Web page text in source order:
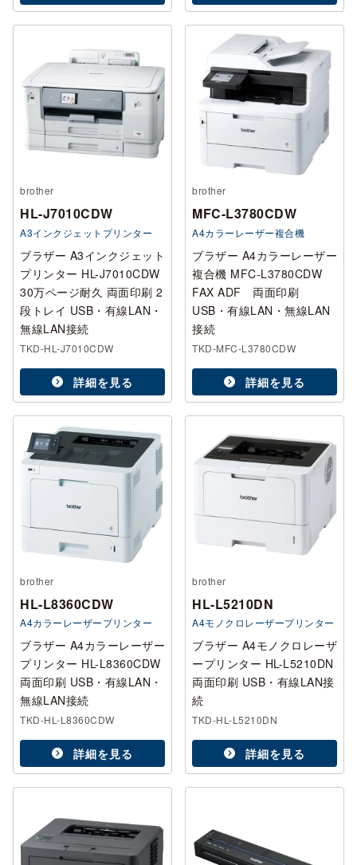
brother
HL-J7010CDW
A3インクジェットプリンター
ブラザー A3インクジェット
プリンター HL-J7010CDW
30万ページ耐久 両面印刷 2
段トレイ USB・有線LAN・
無線LAN接続
TKD-HL-J7010CDW
詳細を見る
brother
MFC-L3780CDW
A4カラーレーザー複合機
ブラザー A4カラーレーザー
複合機 MFC-L3780CDW
FAX ADF 両面印刷
USB・有線LAN・無線LAN
接続
TKD-MFC-L3780CDW
詳細を見る
brother
HL-L8360CDW
A4カラーレーザープリンター
ブラザー A4カラーレーザー
プリンター HL-L8360CDW
両面印刷 USB・有線LAN・
無線LAN接続
TKD-HL-L8360CDW
詳細を見る
brother
HL-L5210DN
A4モノクロレーザープリンター
ブラザー A4モノクロレーザ
ープリンター HL-L5210DN
両面印刷 USB・有線LAN接
続
TKD-HL-L5210DN
詳細を見る